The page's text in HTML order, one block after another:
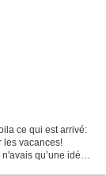
ce qui est arrivé:
les vacances!
qu’une idée